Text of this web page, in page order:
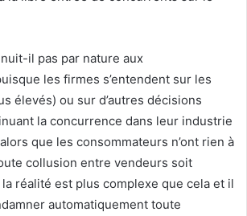
il pas par nature aux
les firmes s’entendent sur les
élevés) ou sur d’autres décisions
la concurrence dans leur industrie
que les consommateurs n’ont rien à
collusion entre vendeurs soit
réalité est plus complexe que cela et il
automatiquement toute